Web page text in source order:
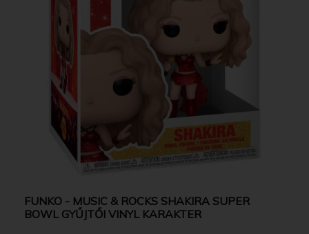
FUNKO - MUSIC & ROCKS SHAKIRA SUPER
BOWL GYŰJTŐI VINYL KARAKTER